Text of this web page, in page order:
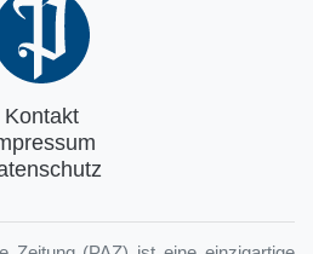
Kontakt